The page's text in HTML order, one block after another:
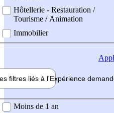
Hôtellerie - Restauration /
Tourisme / Animation
Immobilier
filtres liés à l'Expérience
demandée
Moins de 1 an